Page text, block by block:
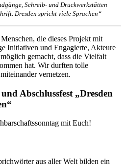
Schreib- und Druckwerkstätten
Dresden spricht viele Sprachen“
die dieses Projekt mit
Initiativen und Engagierte, Akteure
gemacht, dass die Vielfalt
hat. Wir durften tolle
vernetzen.
Abschlussfest „Dresden
mit Euch!
aus aller Welt bilden ein